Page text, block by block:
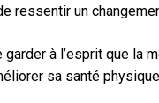
ressentir un
garder à l’esprit que
sa santé